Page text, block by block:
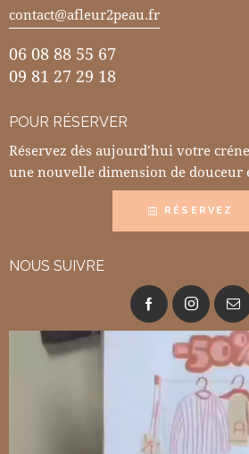
contact@afleur2peau.fr
06 08 88 55 67
09 81 27 29 18
POUR RÉSERVER
Réservez dès aujourd’hui votre
une nouvelle dimension de douceur
RÉSERVEZ
NOUS SUIVRE